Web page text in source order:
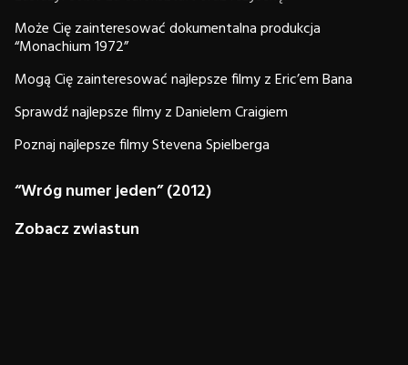
Może Cię zainteresować dokumentalna produkcja
“Monachium 1972”
Mogą Cię zainteresować najlepsze filmy z Eric’em Bana
Sprawdź najlepsze filmy z Danielem Craigiem
Poznaj najlepsze filmy Stevena Spielberga
“Wróg numer jeden” (2012)
Zobacz zwiastun